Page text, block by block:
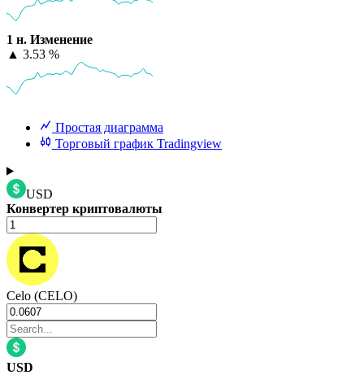
1 н. Изменение
▲ 3.53 %
Простая диаграмма
Торговый график Tradingview
USD
Конвертер криптовалюты
Celo (CELO)
USD